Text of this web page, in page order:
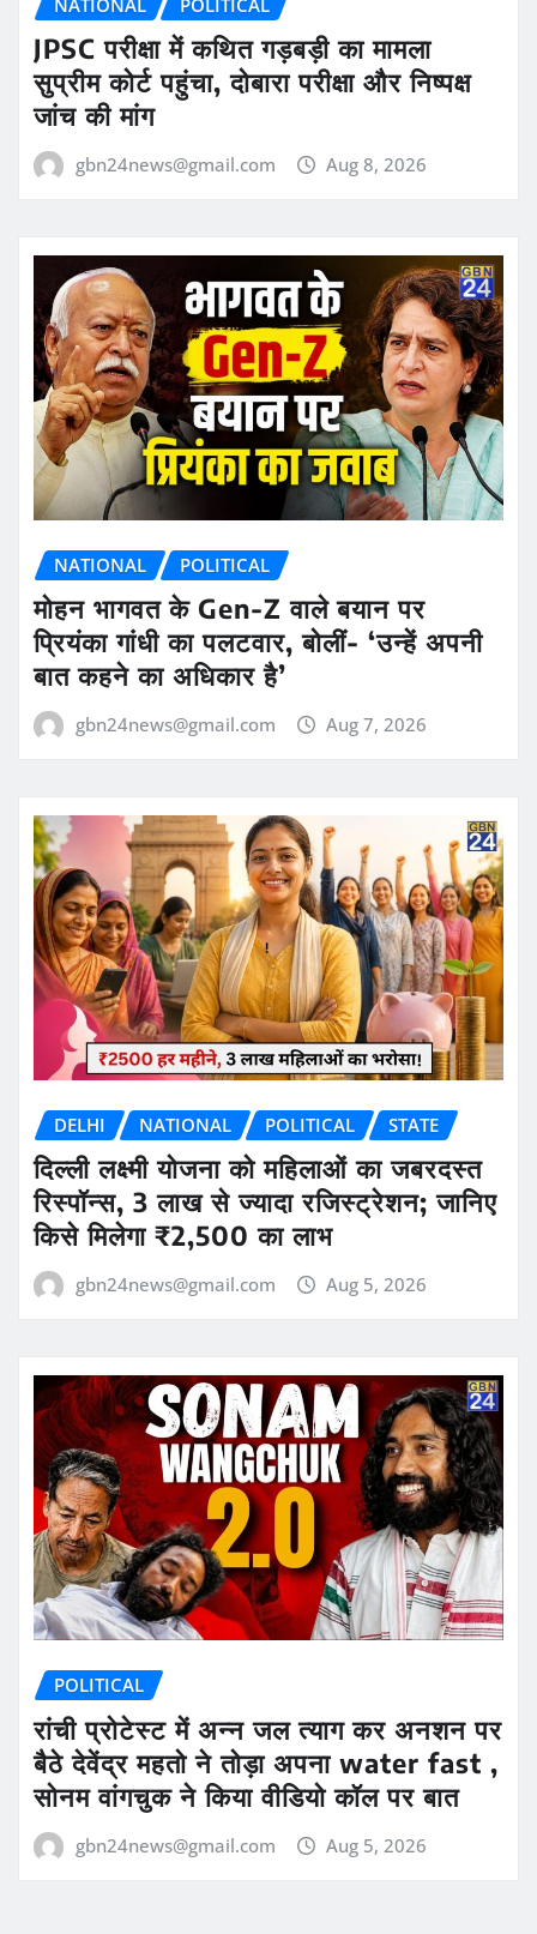
JPSC परीक्षा में कथित गड़बड़ी का मामला
सुप्रीम कोर्ट पहुंचा, दोबारा परीक्षा और निष्पक्ष
जांच की मांग
gbn24news@gmail.com Aug 8, 2026
NATIONAL POLITICAL
मोहन भागवत के Gen-Z वाले बयान पर
प्रियंका गांधी का पलटवार, बोलीं- ‘उन्हें अपनी
बात कहने का अधिकार है’
gbn24news@gmail.com Aug 7, 2026
DELHI NATIONAL POLITICAL STATE
दिल्ली लक्ष्मी योजना को महिलाओं का जबरदस्त
रिस्पॉन्स, 3 लाख से ज्यादा रजिस्ट्रेशन; जानिए
किसे मिलेगा ₹2,500 का लाभ
gbn24news@gmail.com Aug 5, 2026
POLITICAL
रांची प्रोटेस्ट में अन्न जल त्याग कर अनशन पर
बैठे देवेंद्र महतो ने तोड़ा अपना water fast ,
सोनम वांगचुक ने किया वीडियो कॉल पर बात
gbn24news@gmail.com Aug 5, 2026